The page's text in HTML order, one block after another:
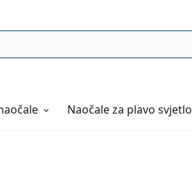
Naočaleza plavo svjetlo